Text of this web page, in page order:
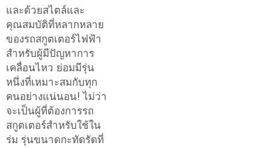
และด้วยสไตล์และ
คุณสมบัติที่หลากหลาย
ของรถสกูตเตอร์ไฟฟ้า
สำหรับผู้มีปัญหาการ
เคลื่อนไหว ย่อมมีรุ่น
หนึ่งที่เหมาะสมกับทุก
คนอย่างแน่นอน! ไม่ว่า
จะเป็นผู้ที่ต้องการรถ
สกูตเตอร์สำหรับใช้ใน
ร่ม รุ่นขนาดกะทัดรัดที่